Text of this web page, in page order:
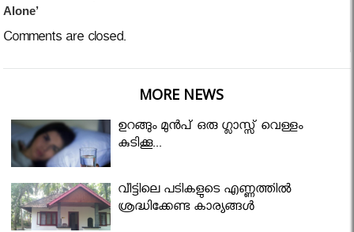
Comments are closed.
MORE NEWS
ഉറങ്ങും മുന്‍പ് ഒരു ഗ്ലാസ്സ് വെള്ളം
കുടിക്കൂ...
വീട്ടിലെ പടികളുടെ എണ്ണത്തിൽ
ശ്രദ്ധിക്കേണ്ട കാര്യങ്ങൾ